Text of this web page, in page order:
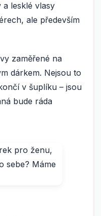
lesklé vlasy
ale především
zaměřené na
dárkem. Nejsou to
v šuplíku – jsou
bude ráda